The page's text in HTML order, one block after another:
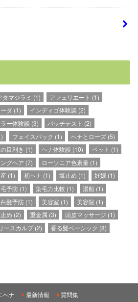
タマジラミ (1) アフェリエート (1)
ダ(1) インディゴ体験談 (2)
ー体験談 (3) パッチテスト (2)
フェイスパック (1) ヘナとローズ(5)
目利き (1) ヘナ体験談 (10) ペット (1)
グヘア (7) ローソニア色素量(1)
(1) 初ヘナ (1) 塩止め (1) 妊娠 (1)
予防(1) 染毛力比較 (1) 湯船 (1)
白髪予防(1) 美容室 (1) 美容院 (1)
め (2) 重金属 (3) 頭皮マッサージ (1)
ースカルプ(2) 香る髪ベーシック (8)
ヘナ 最新情報 質問集